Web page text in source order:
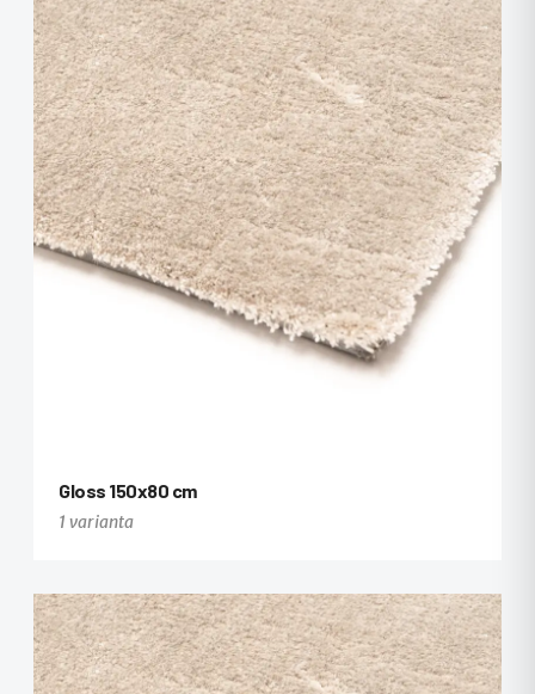
Gloss 150x80 cm
1 varianta